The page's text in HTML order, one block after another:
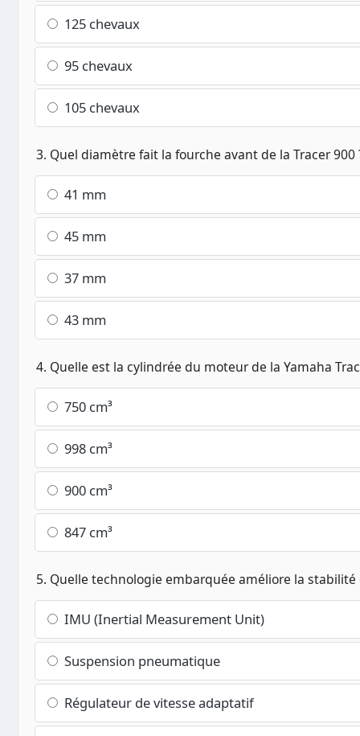
125 chevaux
95 chevaux
105 chevaux
3. Quel diamètre fait la fourche avant de la Tracer 900
41 mm
45 mm
37 mm
43 mm
4. Quelle est la cylindrée du moteur de la Yamaha
750 cm³
998 cm³
900 cm³
847 cm³
5. Quelle technologie embarquée améliore la stabilité
IMU (Inertial Measurement Unit)
Suspension pneumatique
Régulateur de vitesse adaptatif